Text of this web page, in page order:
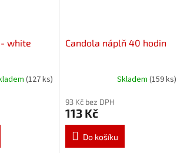
white
(127 ks)
Candola náplň 40 hodin
Skladem(159 ks)
93 Kč bez DPH
113 Kč
Do košíku